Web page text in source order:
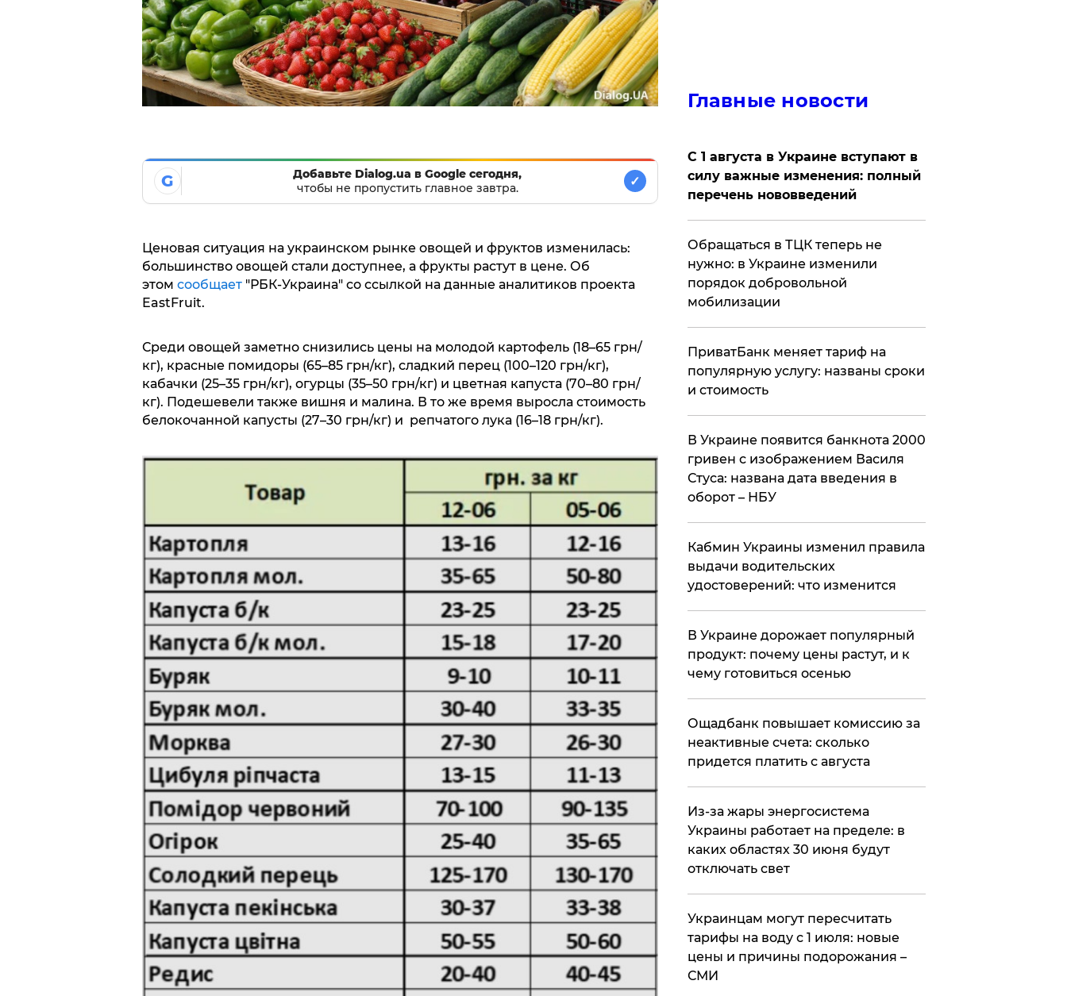
G
Добавьте Dialog.ua в Google сегодня,
чтобы не пропустить главное завтра.
✓
Ценовая ситуация на украинском рынке овощей и фруктов изменилась:
большинство овощей стали доступнее, а фрукты растут в цене. Об
этом сообщает"РБК-Украина" со ссылкой на данные аналитиков проекта
EastFruit.
Среди овощей заметно снизились цены на молодой картофель (18–65 грн/
кг), красные помидоры (65–85 грн/кг), сладкий перец (100–120 грн/кг),
кабачки (25–35 грн/кг), огурцы (35–50 грн/кг) и цветная капуста (70–80 грн/
кг). Подешевели также вишня и малина. В то же время выросла стоимость
белокочанной капусты (27–30 грн/кг) и репчатого лука (16–18 грн/кг).
Главные новости
С 1 августа в Украине вступают в
силу важные изменения: полный
перечень нововведений
Обращаться в ТЦК теперь не
нужно: в Украине изменили
порядок добровольной
мобилизации
ПриватБанк меняет тариф на
популярную услугу: названы сроки
и стоимость
В Украине появится банкнота 2000
гривен с изображением Василя
Стуса: названа дата введения в
оборот – НБУ
Кабмин Украины изменил правила
выдачи водительских
удостоверений: что изменится
В Украине дорожает популярный
продукт: почему цены растут, и к
чему готовиться осенью
​Ощадбанк повышает комиссию за
неактивные счета: сколько
придется платить с августа
Из-за жары энергосистема
Украины работает на пределе: в
каких областях 30 июня будут
отключать свет
Украинцам могут пересчитать
тарифы на воду с 1 июля: новые
цены и причины подорожания –
СМИ